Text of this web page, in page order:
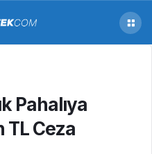
Pahalıya
TL Ceza
Patladı: 3,9